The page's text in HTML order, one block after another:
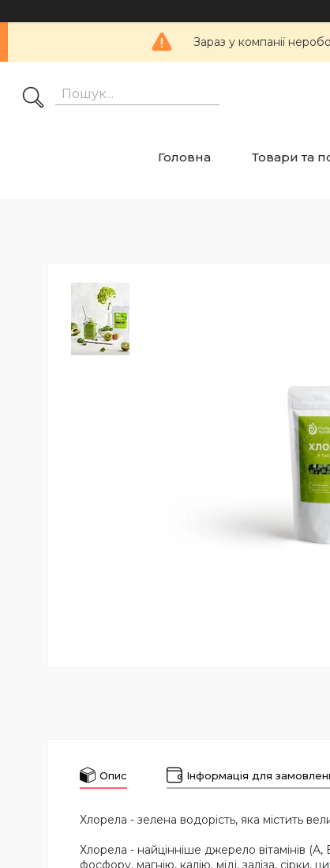
Зараз у компанії
Головна Товари та
Опис Інформація для
Хлорела - зелена водорість, яка містить
Хлорела - найцінніше джерело вітамінів (А,
фосфору, магнію, калію, міді, заліза, сірки,